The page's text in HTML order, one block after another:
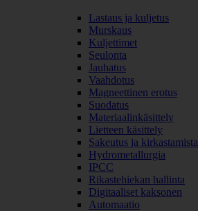
Lastaus ja kuljetus
Murskaus
Kuljettimet
Seulonta
Jauhatus
Vaahdotus
Magneettinen erotus
Suodatus
Materiaalinkäsittely
Lietteen käsittely
Sakeutus ja kirkastamista
Hydrometallurgia
IPCC
Rikastehiekan hallinta
Digitaaliset kaksonen
Automaatio